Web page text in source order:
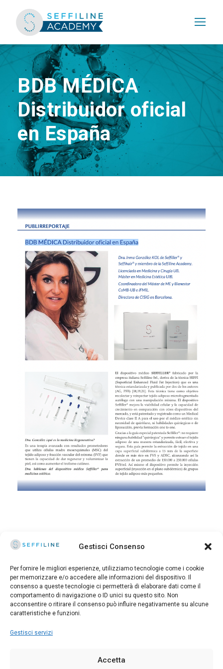
Gestisci Consenso
Per fornire le migliori esperienze, utilizziamo tecnologie come i cookie
per memorizzare e/o accedere alle informazioni del dispositivo. Il
consenso a queste tecnologie ci permetterà di elaborare dati come il
comportamento di navigazione o ID unici su questo sito. Non
acconsentire o ritirare il consenso può influire negativamente su alcune
caratteristiche e funzioni.
Gestisci servizi
Accetta
BDB MÉDICA
Distribuidor oficial
en España
© 2025 Seffiline Srl Start Up Innovativa
Via Santo Stefano, 11 40125 Bologna - Italy
Partita IVA 02195171208 - R.E.A. BO-419844